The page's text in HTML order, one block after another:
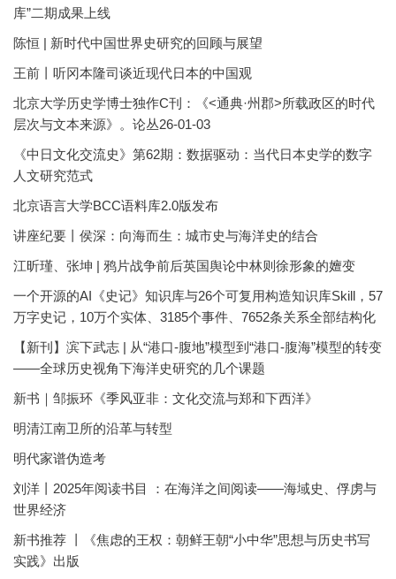
库”二期成果上线
陈恒 | 新时代中国世界史研究的回顾与展望
王前丨听冈本隆司谈近现代日本的中国观
北京大学历史学博士独作C刊：《<通典·州郡>所载政区的时代
层次与文本来源》。论丛26-01-03
《中日文化交流史》第62期：数据驱动：当代日本史学的数字
人文研究范式
北京语言大学BCC语料库2.0版发布
讲座纪要丨侯深：向海而生：城市史与海洋史的结合
江昕瑾、张坤 | 鸦片战争前后英国舆论中林则徐形象的嬗变
一个开源的AI《史记》知识库与26个可复用构造知识库Skill，57
万字史记，10万个实体、3185个事件、7652条关系全部结构化
【新刊】滨下武志 | 从“港口-腹地”模型到“港口-腹海”模型的转变
——全球历史视角下海洋史研究的几个课题
新书｜邹振环《季风亚非：文化交流与郑和下西洋》
明清江南卫所的沿革与转型
明代家谱伪造考
刘洋丨2025年阅读书目 ：在海洋之间阅读——海域史、俘虏与
世界经济
新书推荐 丨《焦虑的王权：朝鲜王朝“小中华”思想与历史书写
实践》出版